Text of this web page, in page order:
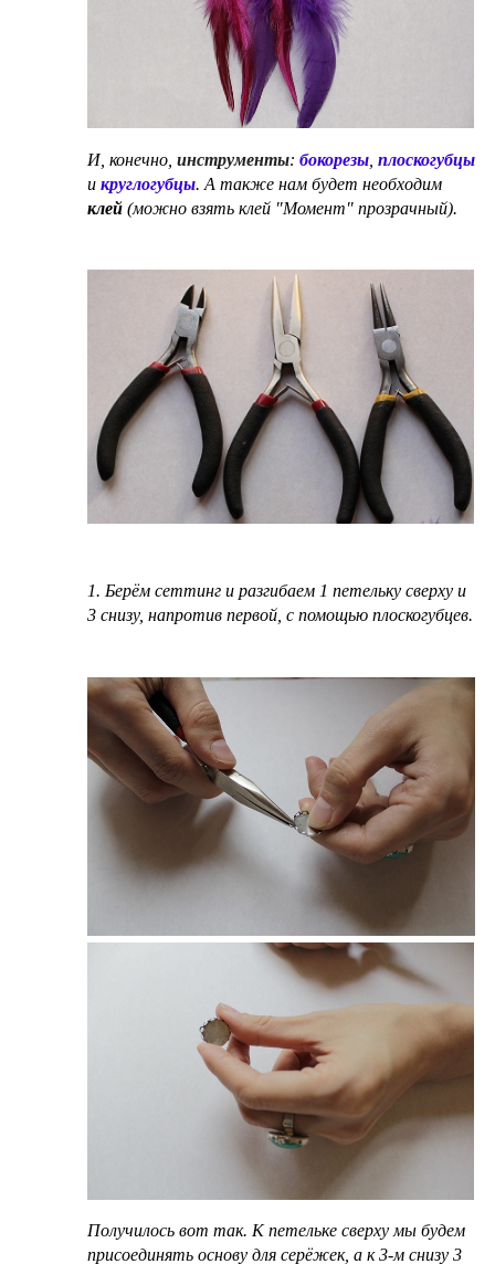
И, конечно, инструменты: бокорезы плоскогубцы
и круглогубцы. А также нам будет необходим
клей (можно взять клей "Момент" прозрачный).
1. Берём сеттинг и разгибаем 1 петельку сверху и
3 снизу, напротив первой, с помощью плоскогубцев.
Получилось вот так. К петельке сверху мы будем
присоединять основу для серёжек, а к 3-м снизу 3